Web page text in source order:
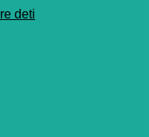
deti